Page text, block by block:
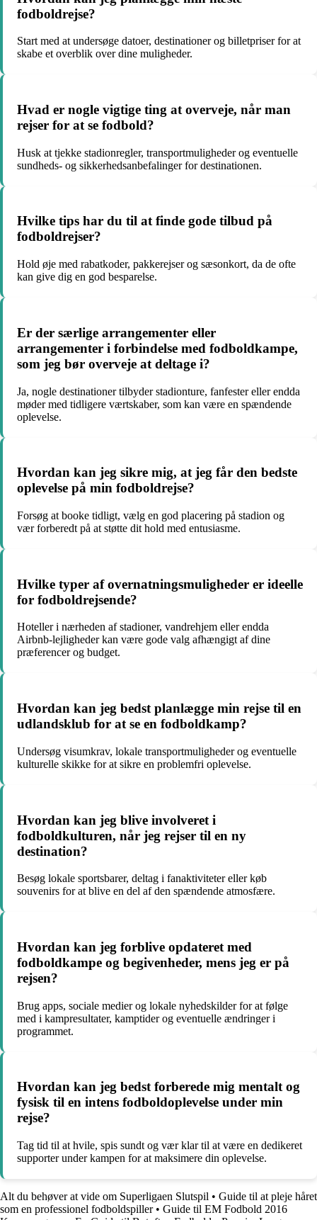
fodboldrejse?
Start med at undersøge datoer, destinationer og billetpriser for at
skabe et overblik over dine muligheder.
Hvad er nogle vigtige ting at overveje, når man
rejser for at se fodbold?
Husk at tjekke stadionregler, transportmuligheder og eventuelle
sundheds- og sikkerhedsanbefalinger for destinationen.
Hvilke tips har du til at finde gode tilbud på
fodboldrejser?
Hold øje med rabatkoder, pakkerejser og sæsonkort, da de ofte
kan give dig en god besparelse.
Er der særlige arrangementer eller
arrangementer i forbindelse med fodboldkampe,
som jeg bør overveje at deltage i?
Ja, nogle destinationer tilbyder stadionture, fanfester eller endda
møder med tidligere værtskaber, som kan være en spændende
oplevelse.
Hvordan kan jeg sikre mig, at jeg får den bedste
oplevelse på min fodboldrejse?
Forsøg at booke tidligt, vælg en god placering på stadion og
vær forberedt på at støtte dit hold med entusiasme.
Hvilke typer af overnatningsmuligheder er ideelle
for fodboldrejsende?
Hoteller i nærheden af ​​stadioner, vandrehjem eller endda
Airbnb-lejligheder kan være gode valg afhængigt af dine
præferencer og budget.
Hvordan kan jeg bedst planlægge min rejse til en
udlandsklub for at se en fodboldkamp?
Undersøg visumkrav, lokale transportmuligheder og eventuelle
kulturelle skikke for at sikre en problemfri oplevelse.
Hvordan kan jeg blive involveret i
fodboldkulturen, når jeg rejser til en ny
destination?
Besøg lokale sportsbarer, deltag i fanaktiviteter eller køb
souvenirs for at blive en del af den spændende atmosfære.
Hvordan kan jeg forblive opdateret med
fodboldkampe og begivenheder, mens jeg er på
rejsen?
Brug apps, sociale medier og lokale nyhedskilder for at følge
med i kampresultater, kamptider og eventuelle ændringer i
programmet.
Hvordan kan jeg bedst forberede mig mentalt og
fysisk til en intens fodboldoplevelse under min
rejse?
Tag tid til at hvile, spis sundt og vær klar til at være en dedikeret
supporter under kampen for at maksimere din oplevelse.
Alt du behøver at vide om Superligaen Slutspil • Guide til at pleje håret
som en professionel fodboldspiller• Guide til EM Fodbold 2016